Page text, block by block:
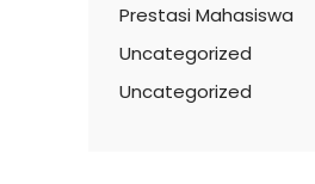
Prestasi Mahasiswa
Uncategorized
Uncategorized